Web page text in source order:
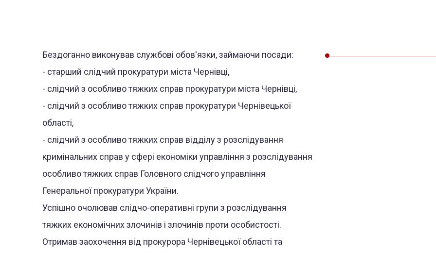
Бездоганно виконував службові обов'язки, займаючи посади:
- старший слідчий прокуратури міста Чернівці,
- слідчий з особливо тяжких справ прокуратури міста Чернівці,
- слідчий з особливо тяжких справ прокуратури Чернівецької
області,
- слідчий з особливо тяжких справ відділу з розслідування
кримінальних справ у сфері економіки управління з розслідування
особливо тяжких справ Головного слідчого управління
Генеральної прокуратури України.
Успішно очолював слідчо-оперативні групи з розслідування
тяжких економічних злочинів і злочинів проти особистості.
Отримав заохочення від прокурора Чернівецької області та